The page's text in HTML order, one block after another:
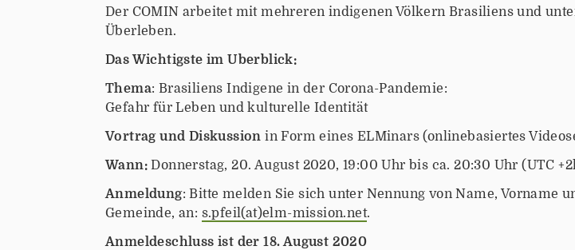
e
r
t
i
o
-
b
a
s
i
Der COMIN arbeitet mit mehreren indigenen Völkern Brasiliens und
Überleben.
Das Wichtigste im Überblick:
Thema: Brasiliens Indigene in der Corona-Pandemie:
Gefahr für Leben und kulturelle Identität
Vortrag und Diskussion in Form eines ELMinars (onlinebasiertes
Wann:Donnerstag, 20. August 2020, 19:00 Uhr bis ca. 20:30 Uhr (UTC
Anmeldung: Bitte melden Sie sich unter Nennung von Name, Vorname
Gemeinde, an: s.pfeil(at)elm-mission.net.
Anmeldeschluss ist der 18. August 2020